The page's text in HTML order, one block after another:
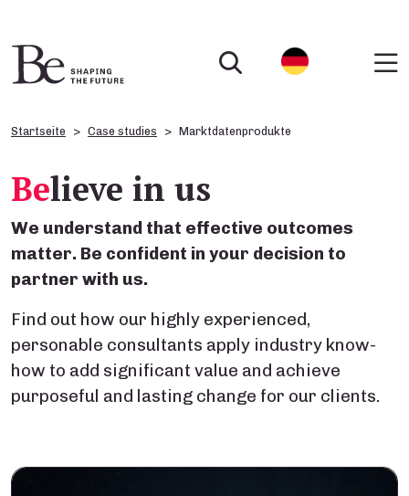
Startseite Case studies Marktdatenprodukte
Believe in us
We understand that effective outcomes
matter. Be confident in your decision to
partner with us.
Find out how our highly experienced,
personable consultants apply industry know-
how to add significant value and achieve
purposeful and lasting change for our clients.